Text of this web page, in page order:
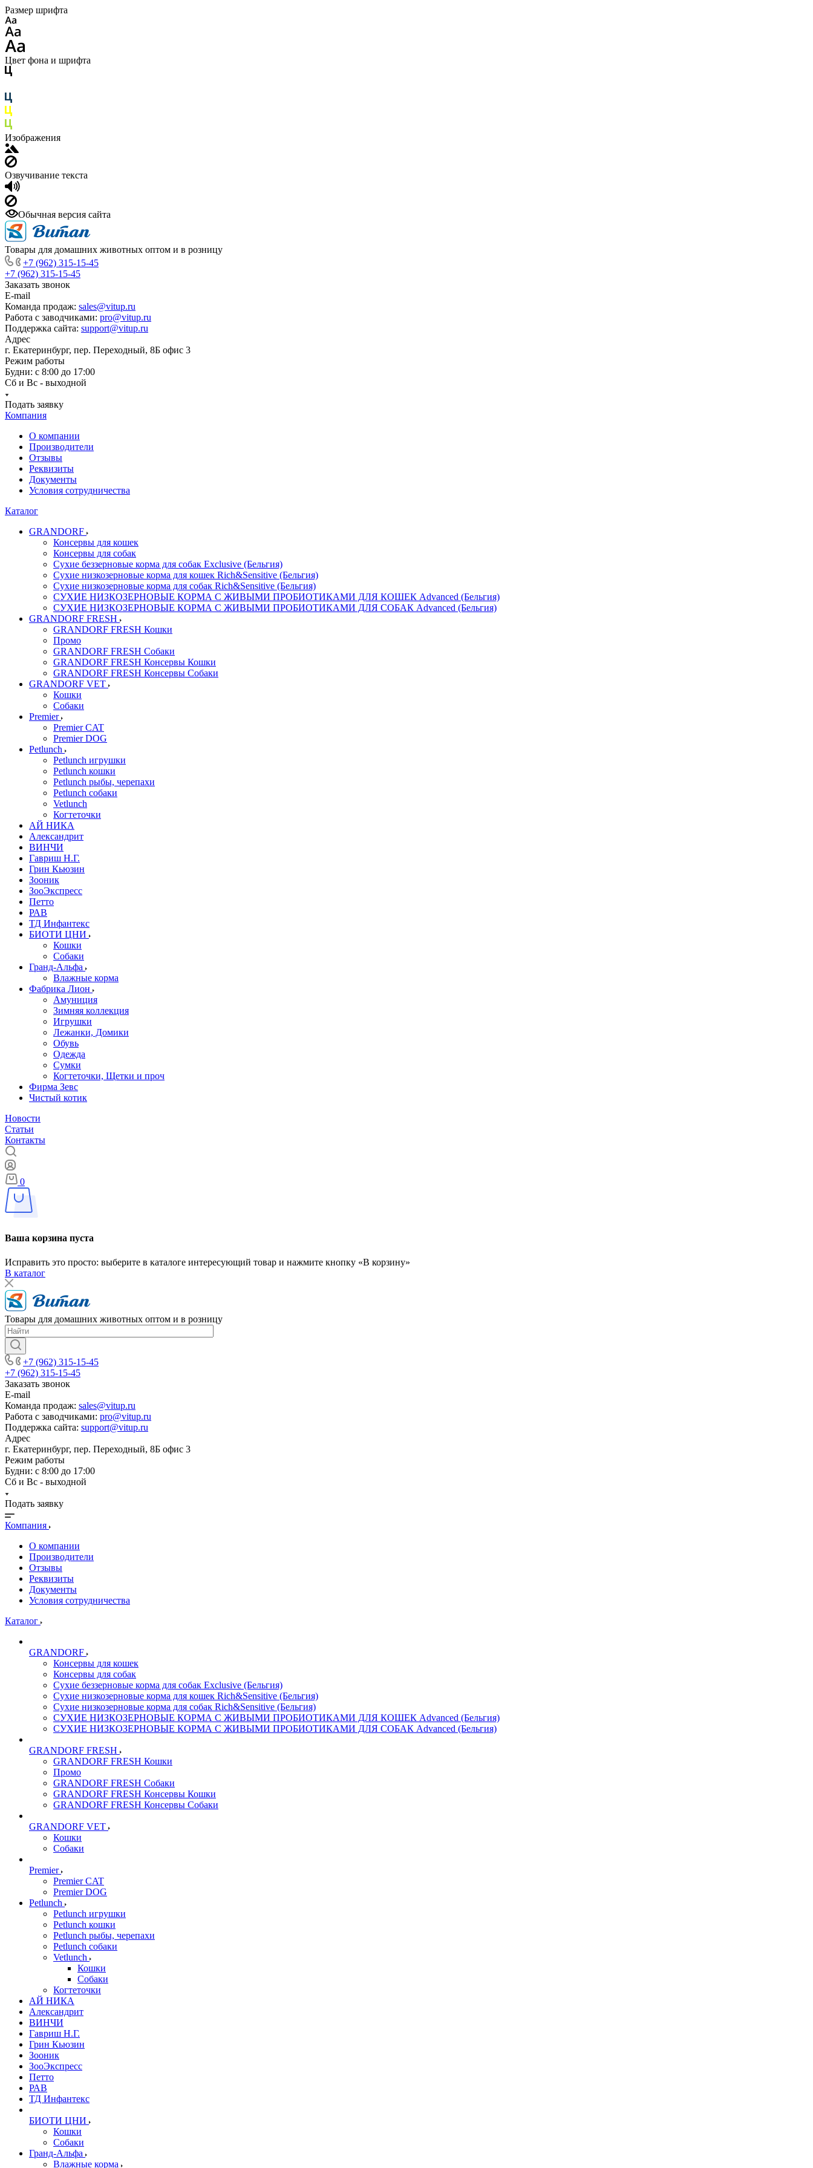
Размер шрифта
Цвет фона и шрифта
Изображения
Озвучивание текста
Обычная версия сайта
Товары для домашних животных оптом и в розницу
+7 (962) 315-15-45
+7 (962) 315-15-45
Заказать звонок
E-mail
Команда продаж: sales@vitup.ru
Работа с заводчиками: pro@vitup.ru
Поддержка сайта: support@vitup.ru
Адрес
г. Екатеринбург, пер. Переходный, 8Б офис 3
Режим работы
Будни: с 8:00 до 17:00
Сб и Вс - выходной
Подать заявку
Компания
О компании
Производители
Отзывы
Реквизиты
Документы
Условия сотрудничества
Каталог
GRANDORF
Консервы для кошек
Консервы для собак
Сухие беззерновые корма для собак Exclusive (Бельгия)
Сухие низкозерновые корма для кошек Rich&Sensitive (Бельгия)
Сухие низкозерновые корма для собак Rich&Sensitive (Бельгия)
СУХИЕ НИЗКОЗЕРНОВЫЕ КОРМА С ЖИВЫМИ ПРОБИОТИКАМИ ДЛЯ КОШЕК Advanced (Бельгия)
СУХИЕ НИЗКОЗЕРНОВЫЕ КОРМА С ЖИВЫМИ ПРОБИОТИКАМИ ДЛЯ СОБАК Advanced (Бельгия)
GRANDORF FRESH
GRANDORF FRESH Кошки
Промо
GRANDORF FRESH Собаки
GRANDORF FRESH Консервы Кошки
GRANDORF FRESH Консервы Собаки
GRANDORF VET
Кошки
Собаки
Premier
Premier CAT
Premier DOG
Petlunch
Petlunch игрушки
Petlunch кошки
Petlunch рыбы, черепахи
Petlunch собаки
Vetlunch
Когтеточки
АЙ НИКА
Александрит
ВИНЧИ
Гавриш Н.Г.
Грин Кьюзин
Зооник
ЗооЭкспресс
Петто
РАВ
ТД Инфантекс
БИОТИ ЦНИ
Кошки
Собаки
Гранд-Альфа
Влажные корма
Фабрика Лион
Амуниция
Зимняя коллекция
Игрушки
Лежанки, Домики
Обувь
Одежда
Сумки
Когтеточки, Щетки и проч
Фирма Зевс
Чистый котик
Новости
Статьи
Контакты
0
Ваша корзина пуста
Исправить это просто: выберите в каталоге интересующий товар и нажмите кнопку «В корзину»
В каталог
Товары для домашних животных оптом и в розницу
+7 (962) 315-15-45
+7 (962) 315-15-45
Заказать звонок
E-mail
Команда продаж: sales@vitup.ru
Работа с заводчиками: pro@vitup.ru
Поддержка сайта: support@vitup.ru
Адрес
г. Екатеринбург, пер. Переходный, 8Б офис 3
Режим работы
Будни: с 8:00 до 17:00
Сб и Вс - выходной
Подать заявку
Компания
О компании
Производители
Отзывы
Реквизиты
Документы
Условия сотрудничества
Каталог
GRANDORF
Консервы для кошек
Консервы для собак
Сухие беззерновые корма для собак Exclusive (Бельгия)
Сухие низкозерновые корма для кошек Rich&Sensitive (Бельгия)
Сухие низкозерновые корма для собак Rich&Sensitive (Бельгия)
СУХИЕ НИЗКОЗЕРНОВЫЕ КОРМА С ЖИВЫМИ ПРОБИОТИКАМИ ДЛЯ КОШЕК Advanced (Бельгия)
СУХИЕ НИЗКОЗЕРНОВЫЕ КОРМА С ЖИВЫМИ ПРОБИОТИКАМИ ДЛЯ СОБАК Advanced (Бельгия)
GRANDORF FRESH
GRANDORF FRESH Кошки
Промо
GRANDORF FRESH Собаки
GRANDORF FRESH Консервы Кошки
GRANDORF FRESH Консервы Собаки
GRANDORF VET
Кошки
Собаки
Premier
Premier CAT
Premier DOG
Petlunch
Petlunch игрушки
Petlunch кошки
Petlunch рыбы, черепахи
Petlunch собаки
Vetlunch
Кошки
Собаки
Когтеточки
АЙ НИКА
Александрит
ВИНЧИ
Гавриш Н.Г.
Грин Кьюзин
Зооник
ЗооЭкспресс
Петто
РАВ
ТД Инфантекс
БИОТИ ЦНИ
Кошки
Собаки
Гранд-Альфа
Влажные корма